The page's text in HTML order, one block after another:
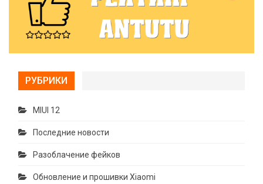
РУБРИКИ
MIUI 12
Последние новости
Разоблачение фейков
Обновление и прошивки Xiaomi